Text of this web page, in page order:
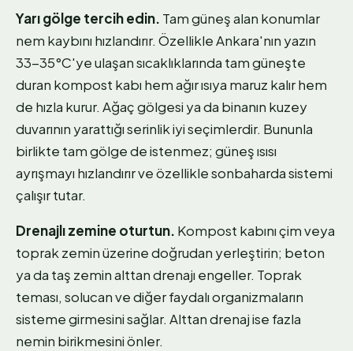
Yarı gölge tercih edin. Tam güneş alan konumlar
nem kaybını hızlandırır. Özellikle Ankara'nın yazın
33-35°C'ye ulaşan sıcaklıklarında tam güneşte
duran kompost kabı hem ağır ısıya maruz kalır hem
de hızla kurur. Ağaç gölgesi ya da binanın kuzey
duvarının yarattığı serinlik iyi seçimlerdir. Bununla
birlikte tam gölge de istenmez; güneş ısısı
ayrışmayı hızlandırır ve özellikle sonbaharda sistemi
çalışır tutar.
Drenajlı zemine oturtun. Kompost kabını çim veya
toprak zemin üzerine doğrudan yerleştirin; beton
ya da taş zemin alttan drenajı engeller. Toprak
teması, solucan ve diğer faydalı organizmaların
sisteme girmesini sağlar. Alttan drenaj ise fazla
nemin birikmesini önler.